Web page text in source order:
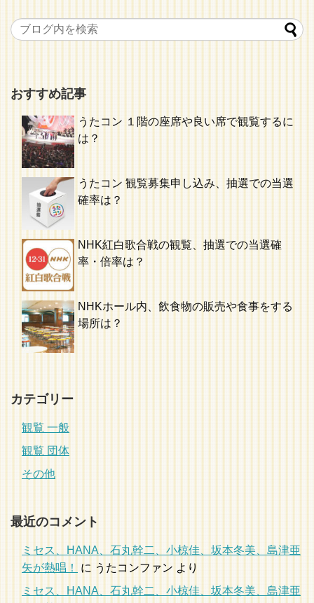
おすすめ記事
うたコン １階の座席や良い席で観覧するに
は？
うたコン 観覧募集申し込み、抽選での当選
確率は？
NHK紅白歌合戦の観覧、抽選での当選確
率・倍率は？
NHKホール内、飲食物の販売や食事をする
場所は？
カテゴリー
観覧 一般
観覧 団体
その他
最近のコメント
ミセス、HANA、石丸幹二、小椋佳、坂本冬美、島津亜
矢が熱唱！
に うたコンファン より
ミセス、HANA、石丸幹二、小椋佳、坂本冬美、島津亜